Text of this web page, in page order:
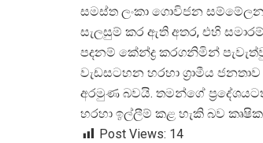
සමස්ත ලංකා ගොවිජන
සැලසුම් කර ඇති අතර, එහි
පදනම් කේන්ද් ර කරගනිමින්
වැඩසටහන හරහා ග්රාමීය
අරමුණ බවයි. තමන්ගේ ප්
හරහා ඉල්ලීම් කළ හැකි බව
Post Views: 14